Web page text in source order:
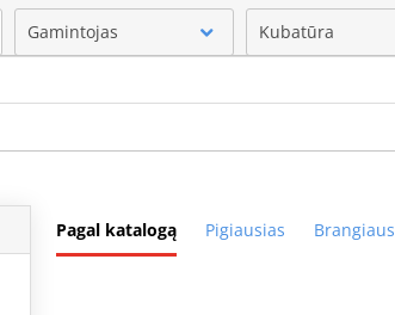
Gamintojas Kubatūra
Pagal katalogą Pigiausias